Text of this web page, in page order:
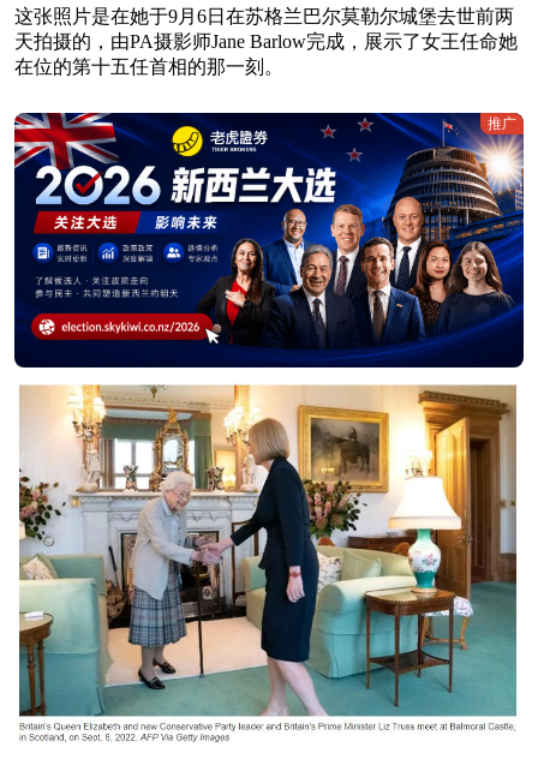
这张照片是在她于9月6日在苏格兰巴尔莫勒尔城堡去世前两
天拍摄的，由PA摄影师Jane Barlow完成，展示了女王任命她
在位的第十五任首相的那一刻。
推广